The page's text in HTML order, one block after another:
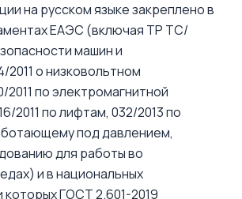
на русском языке закреплено в
ЕАЭС (включая ТР ТС/
машин и
о низковольтном
по электромагнитной
2011 по лифтам, 032/2013 по
под давлением,
для работы во
и в национальных
которых ГОСТ 2.601-2019